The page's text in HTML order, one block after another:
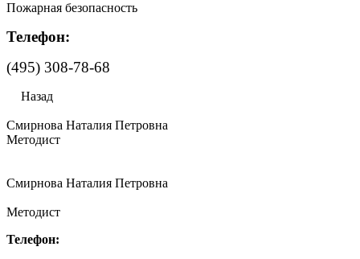
Пожарная безопасность
Телефон:
(495) 308-78-68
Назад
Смирнова Наталия Петровна
Методист
Смирнова Наталия Петровна
Методист
Телефон: